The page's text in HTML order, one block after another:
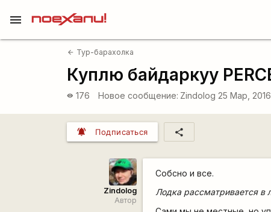
menu
arrow_back Тур-барахолка
Куплю байдаркуу
visibility 176 Новое сообщение: Zindolog 25 Мар, 2016
notifications_active Подписаться share
Zindolog
Автор
Собсно и все.
Лодка рассматривается в